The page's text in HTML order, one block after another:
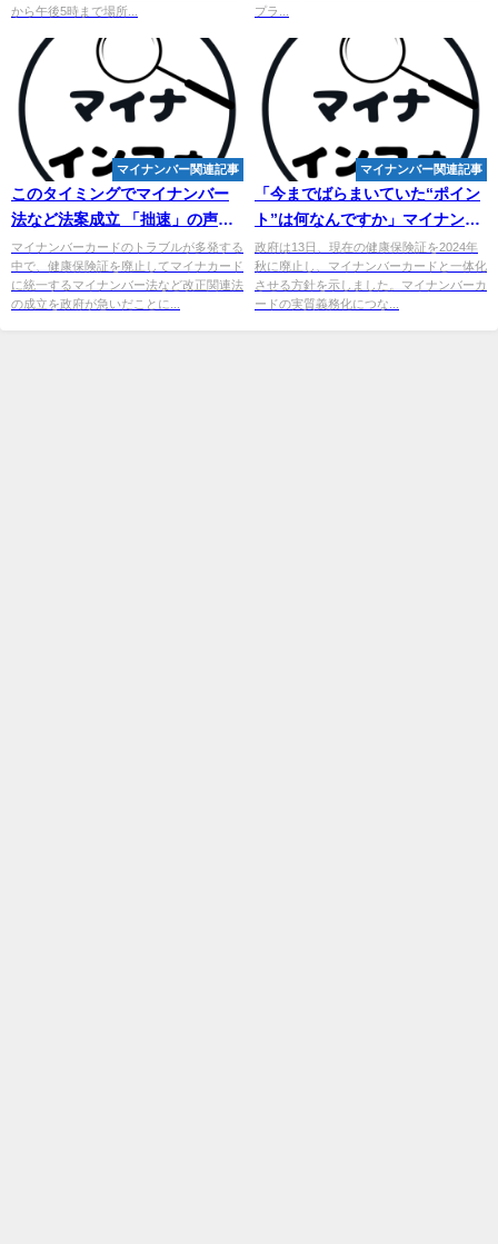
から午後5時まで場所...
プラ...
マイナンバー関連記事
このタイミングでマイナンバー
法など法案成立 「拙速」の声、
不安助長する恐れ - 産経ニュース
マイナンバーカードのトラブルが多発する
中で、健康保険証を廃止してマイナカード
に統一するマイナンバー法など改正関連法
の成立を政府が急いだことに...
マイナンバー関連記事
「今までばらまいていた“ポイン
ト”は何なんですか」 マイナンバ
ー実質義務化で期待・戸惑い・
憤り
政府は13日、現在の健康保険証を2024年
秋に廃止し、マイナンバーカードと一体化
させる方針を示しました。マイナンバーカ
ードの実質義務化につな...